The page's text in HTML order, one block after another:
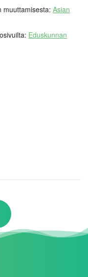
muuttamisesta: Asian
Eduskunnan